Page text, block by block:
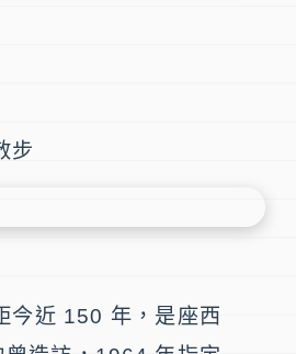
步
今近 150 年，是座西